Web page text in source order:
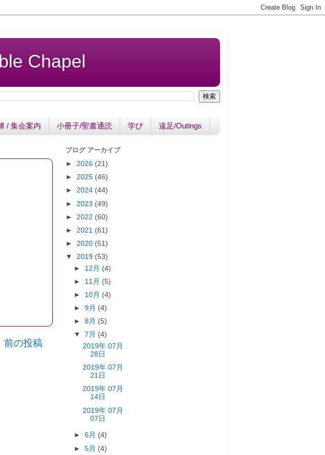
Chapel
/ 集会案内 小冊子/聖書通読 学び 遠足/Outings
前の投稿
ブログ アーカイブ
► 2026 (21)
► 2025 (46)
► 2024 (44)
► 2023 (49)
► 2022 (60)
► 2021 (61)
► 2020 (51)
▼ 2019 (53)
► 12月 (4)
► 11月 (5)
► 10月 (4)
►9月 (4)
►8月 (5)
▼7月 (4)
2019年 07月
28日
2019年 07月
21日
2019年 07月
14日
2019年 07月
07日
►6月 (4)
►5月 (4)